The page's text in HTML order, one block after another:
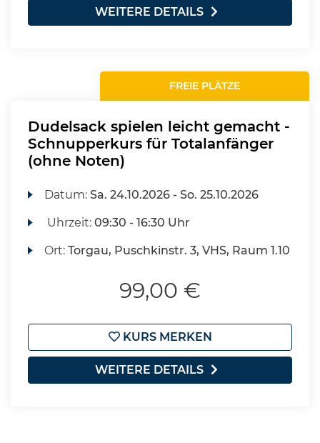
WEITERE DETAILS
FREIE PLÄTZE
Dudelsack spielen leicht gemacht -
Schnupperkurs für Totalanfänger
(ohne Noten)
Datum:Sa. 24.10.2026 -So. 25.10.2026
Uhrzeit:09:30 - 16:30 Uhr
Ort:Torgau, Puschkinstr. 3, VHS, Raum 1.10
99,00 €
KURS MERKEN
WEITERE DETAILS